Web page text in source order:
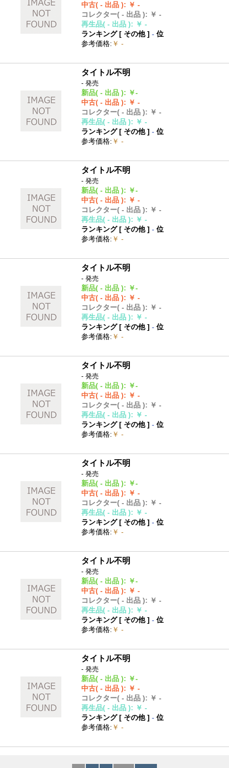
中古( - 出品 ): ￥ -
コレクター( - 出品 ): ￥ -
再生品( - 出品 ): ￥ -
ランキング [ その他]- 位
参考価格: ￥ -
タイトル不明
- 発売
新品( - 出品 ): ￥-
中古( - 出品 ): ￥ -
コレクター( - 出品 ): ￥ -
再生品( - 出品 ): ￥ -
ランキング [ その他]- 位
参考価格: ￥ -
タイトル不明
- 発売
新品( - 出品 ): ￥-
中古( - 出品 ): ￥ -
コレクター( - 出品 ): ￥ -
再生品( - 出品 ): ￥ -
ランキング [ その他]- 位
参考価格: ￥ -
タイトル不明
- 発売
新品( - 出品 ): ￥-
中古( - 出品 ): ￥ -
コレクター( - 出品 ): ￥ -
再生品( - 出品 ): ￥ -
ランキング [ その他]- 位
参考価格: ￥ -
タイトル不明
- 発売
新品( - 出品 ): ￥-
中古( - 出品 ): ￥ -
コレクター( - 出品 ): ￥ -
再生品( - 出品 ): ￥ -
ランキング [ その他]- 位
参考価格: ￥ -
タイトル不明
- 発売
新品( - 出品 ): ￥-
中古( - 出品 ): ￥ -
コレクター( - 出品 ): ￥ -
再生品( - 出品 ): ￥ -
ランキング [ その他]- 位
参考価格: ￥ -
タイトル不明
- 発売
新品( - 出品 ): ￥-
中古( - 出品 ): ￥ -
コレクター( - 出品 ): ￥ -
再生品( - 出品 ): ￥ -
ランキング [ その他]- 位
参考価格: ￥ -
タイトル不明
- 発売
新品( - 出品 ): ￥-
中古( - 出品 ): ￥ -
コレクター( - 出品 ): ￥ -
再生品( - 出品 ): ￥ -
ランキング [ その他]- 位
参考価格: ￥ -